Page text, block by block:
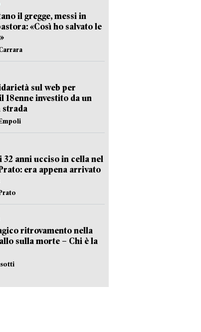
il gregge, messi in
«Così ho salvato le
sul web per
18enne investito da un
strada
32 anni ucciso in cella nel
era appena arrivato
ritrovamento nella
sulla morte – Chi è la